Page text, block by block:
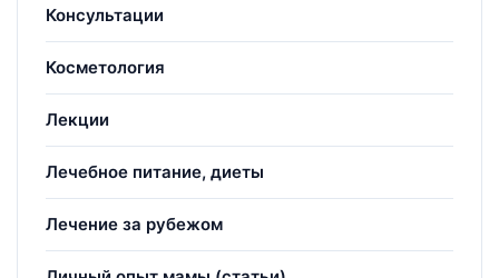
Консультации
Косметология
Лекции
Лечебное питание, диеты
Лечение за рубежом